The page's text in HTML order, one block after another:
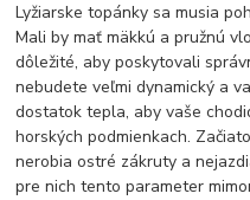
Lyžiarske topánky sa musia
Mali by mať mäkkú a pružnú
dôležité, aby poskytovali
nebudete veľmi dynamický a
dostatok tepla, aby vaše
horských podmienkach.
nerobia ostré zákruty a
pre nich tento parameter